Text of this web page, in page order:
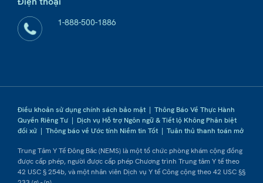
1-888-500-1886
Điều khoản sử dụng chính sách bảo mật | Thông Báo Về Thực Hành
Quyền Riêng Tư | Dịch vụ Hỗ trợ Ngôn ngữ & Tiết lộ Không Phân biệt
đối xử | Thông báo về Ước tính Niềm tin Tốt | Tuân thủ thanh toán mở
Trung Tâm Y Tế Đông Bắc (NEMS) là một tổ chức phòng khám cộng đồng
được cấp phép, người được cấp phép Chương trình Trung tâm Y tế theo
42 USC § 254b, và một nhân viên Dịch vụ Y tế Công cộng theo 42 USC §§